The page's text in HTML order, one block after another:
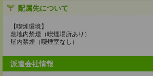
配属先について
【喫煙環境】
敷地内禁煙（喫煙場所あり）
屋内禁煙（喫煙室なし）
派遣会社情報